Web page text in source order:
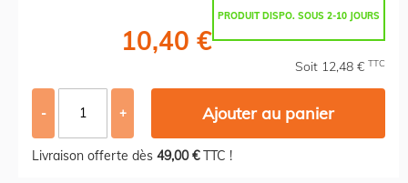
PRODUIT DISPO. SOUS 2-10 JOURS
10,40 €
Soit 12,48 € TTC
- + Ajouter au panier
Livraison offerte dès 49,00 €TTC !